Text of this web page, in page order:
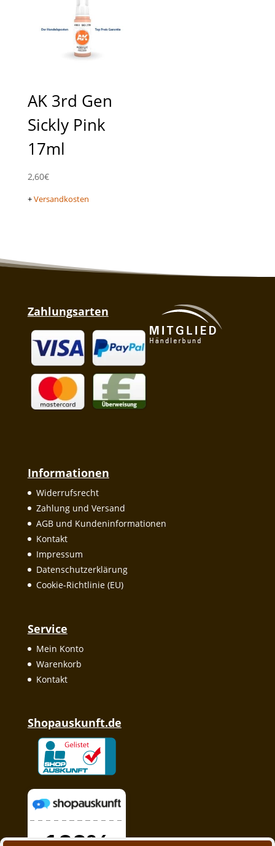
AK 3rd Gen
Sickly Pink
17ml
2,60€
+Versandkosten
Zahlungsarten
Informationen
Widerrufsrecht
Zahlung und Versand
AGB und Kundeninformationen
Kontakt
Impressum
Datenschutzerklärung
Cookie-Richtlinie (EU)
Service
Mein Konto
Warenkorb
Kontakt
Shopauskunft.de